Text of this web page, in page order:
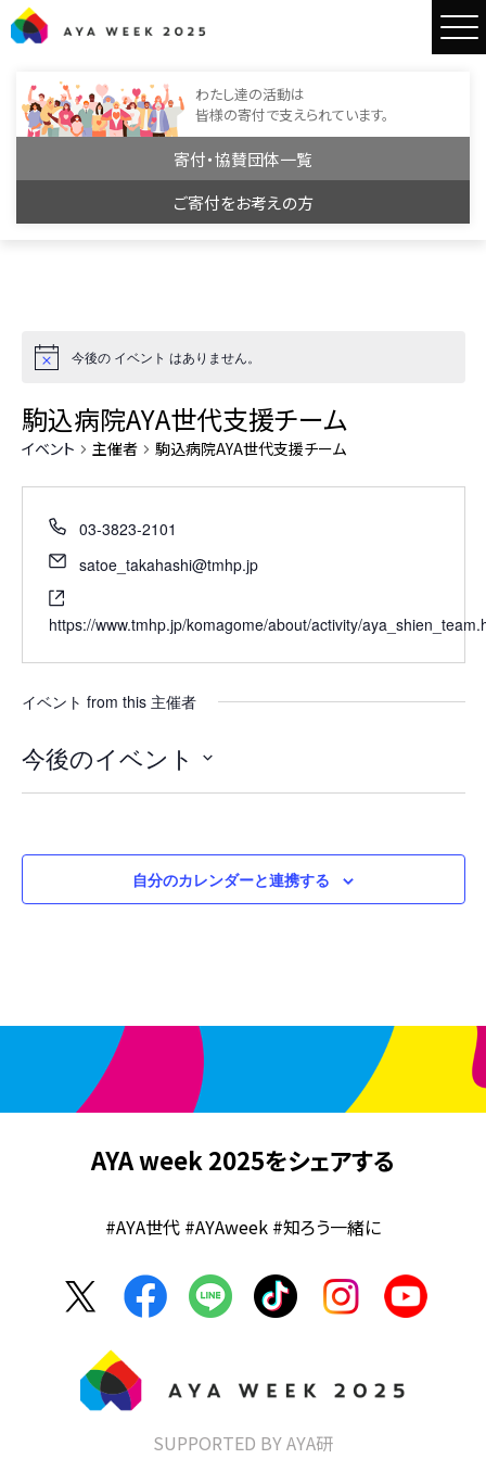
わたし達の活動は
皆様の寄付で支えられています。
寄付・協賛団体一覧
ご寄付をお考えの方
今後の イベント はありません。
駒込病院AYA世代支援チーム
イベント 主催者 駒込病院AYA世代支援チーム
03-3823-2101
satoe_takahashi@tmhp.jp
https://www.tmhp.jp/komagome/about/activity/
イベント from this 主催者
今後のイベント
日
択
自分のカレンダーと連携する
AYA week 2025をシェアする
#AYA世代 #AYAweek #知ろう一緒に
SUPPORTED BY AYA研